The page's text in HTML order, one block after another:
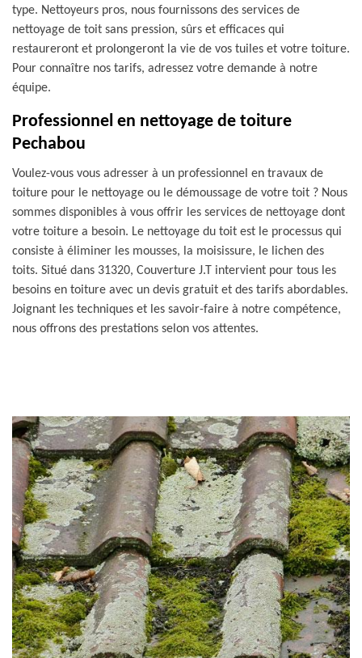
type. Nettoyeurs pros, nous fournissons des services de
nettoyage de toit sans pression, sûrs et efficaces qui
restaureront et prolongeront la vie de vos tuiles et votre toiture.
Pour connaître nos tarifs, adressez votre demande à notre
équipe.
Professionnel en nettoyage de toiture
Pechabou
Voulez-vous vous adresser à un professionnel en travaux de
toiture pour le nettoyage ou le démoussage de votre toit ? Nous
sommes disponibles à vous offrir les services de nettoyage dont
votre toiture a besoin. Le nettoyage du toit est le processus qui
consiste à éliminer les mousses, la moisissure, le lichen des
toits. Situé dans 31320, Couverture J.T intervient pour tous les
besoins en toiture avec un devis gratuit et des tarifs abordables.
Joignant les techniques et les savoir-faire à notre compétence,
nous offrons des prestations selon vos attentes.